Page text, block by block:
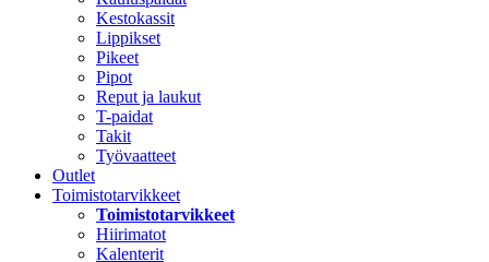
Kestokassit
Lippikset
Pikeet
Pipot
Reput ja laukut
T-paidat
Takit
Työvaatteet
Outlet
Toimistotarvikkeet
Toimistotarvikkeet
Hiirimatot
Kalenterit